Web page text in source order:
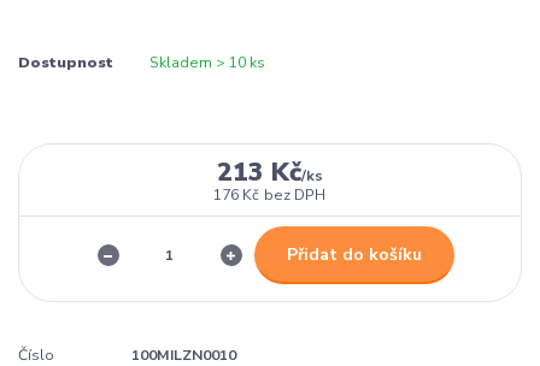
Dostupnost Skladem > 10 ks
213 Kč/ks
176 Kč bez DPH
Přidat do košíku
Číslo
100MILZN0010